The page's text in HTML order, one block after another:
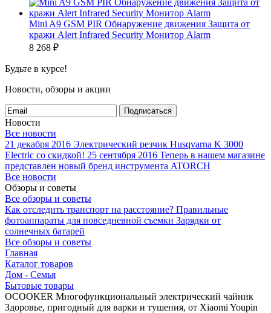
Mini A9 GSM PIR Обнаружение движения Защита от
кражи Alert Infrared Security Монитор Alarm
8 268 ₽
Будьте в курсе!
Новости, обзоры и акции
Подписаться
Новости
Все новости
21 декабря 2016 Электрический резчик Husqvarna K 3000
Electric со скидкой! 25 сентября 2016 Теперь в нашем магазине
представлен новый бренд инструмента ATORCH
Все новости
Обзоры и советы
Все обзоры и советы
Как отследить транспорт на расстояние? Правильные
фотоаппараты для повседневной съемки Зарядки от
солнечных батарей
Все обзоры и советы
Главная
Каталог товаров
Дом - Семья
Бытовые товары
OCOOKER Многофункциональный электрический чайник
Здоровье, пригодный для варки и тушения, от Xiaomi Youpin